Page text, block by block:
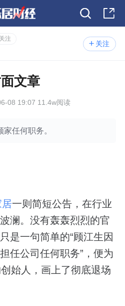
关注
注
文章
08 19:07 11.4w阅读
任何职务。
居一则简短公告，在行业
澜。没有轰轰烈烈的官
是一句简单的“顾江生因
任公司任何职务”，便为
始人，画上了彻底退场